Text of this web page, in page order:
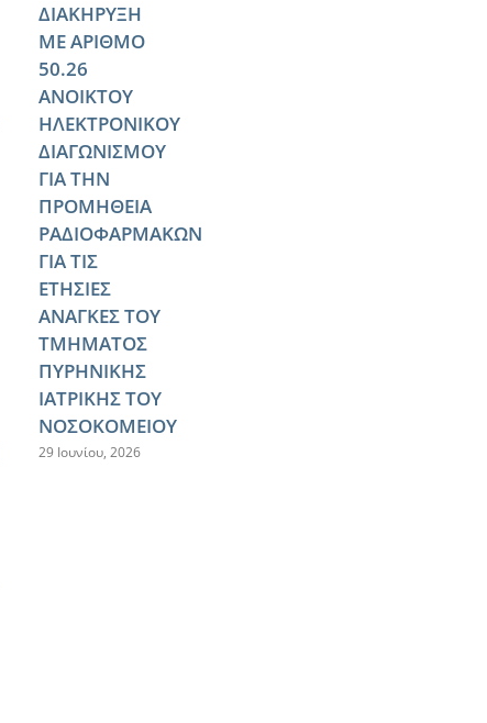
ΔΙΑΚΗΡΥΞΗ
ΜΕ ΑΡΙΘΜΟ
50.26
ΑΝΟΙΚΤΟΥ
ΗΛΕΚΤΡΟΝΙΚΟΥ
ΔΙΑΓΩΝΙΣΜΟΥ
ΓΙΑ ΤΗΝ
ΠΡΟΜΗΘΕΙΑ
ΡΑΔΙΟΦΑΡΜΑΚΩΝ
ΓΙΑ ΤΙΣ
ΕΤΗΣΙΕΣ
ΑΝΑΓΚΕΣ ΤΟΥ
ΤΜΗΜΑΤΟΣ
ΠΥΡΗΝΙΚΗΣ
ΙΑΤΡΙΚΗΣ ΤΟΥ
ΝΟΣΟΚΟΜΕΙΟΥ
29 Ιουνίου, 2026